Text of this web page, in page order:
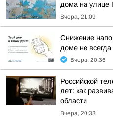
дома на улице
Вчера, 21:09
Снижение
доме не
Вчера, 20:36
Российской
лет: как
области
Вчера, 20:33